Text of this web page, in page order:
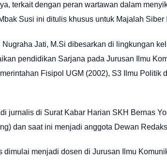
terkait dengan peran wartawan dalam
Susi ini ditulis khusus untuk Majalah Siber
Nugraha Jati, M.Si dibesarkan di lingkungan
pendidikan Sarjana pada Jurusan Ilmu
Fisipol UGM (2002), S3 Ilmu Politik
jurnalis di Surat Kabar Harian SKH Bernas
dan saat ini menjadi anggota Dewan
dimulai menjadi dosen di Jurusan Ilmu